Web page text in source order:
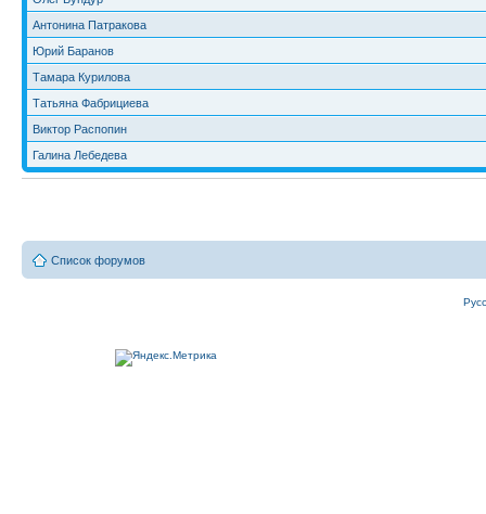
Антонина Патракова
Юрий Баранов
Тамара Курилова
Татьяна Фабрициева
Виктор Распопин
Галина Лебедева
Список форумов